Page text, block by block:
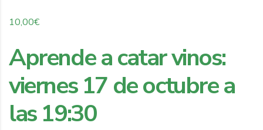
10,00€
Aprende a catar vinos:
viernes 17 de octubre a
las 19:30